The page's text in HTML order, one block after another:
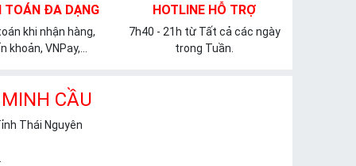
TOÁN ĐA DẠNG
khi nhận hàng,
khoản, VNPay,...
HOTLINE HỖ TRỢ
7h40 - 21h từ Tất cả các ngày
trong Tuần.
CẦU
Thái Nguyên